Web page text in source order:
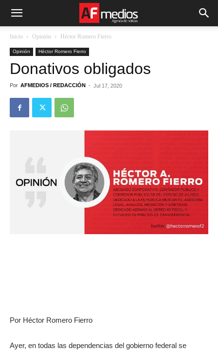
Inicio Opinión Héctor Romero Fierro
Opinión Héctor Romero Fierro
Donativos obligados
Por AFMEDIOS / REDACCIÓN - Jul 17, 2020
Por Héctor Romero Fierro
Ayer, en todas las dependencias del gobierno federal se